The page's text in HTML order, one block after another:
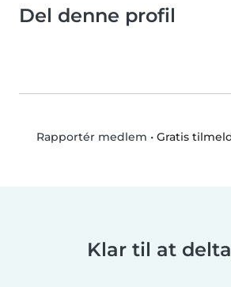
Del denne profil
Rapportér medlem • Gratis
Klar til at